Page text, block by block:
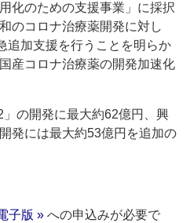
化のための支援事業」に採択
のコロナ治療薬開発に対し
追加支援を行うことを明らか
産コロナ治療薬の開発加速化
の開発に最大約62億円、興
発には最大約53億円を追加の
子版 » への申込みが必要で